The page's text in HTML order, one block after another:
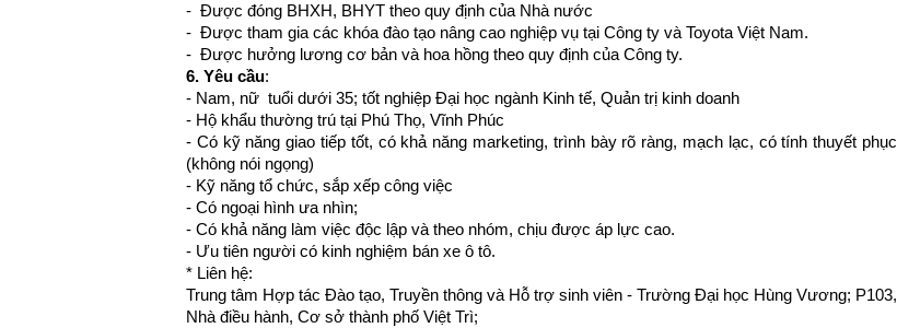
- Được đóng BHXH, BHYT theo quy định của Nhà nước
- Được tham gia các khóa đào tạo nâng cao nghiệp vụ tại Công ty và Toyota Việt Nam.
- Được hưởng lương cơ bản và hoa hồng theo quy định của Công ty.
6. Yêu cầu:
- Nam, nữ tuổi dưới 35; tốt nghiệp Đại học ngành Kinh tế, Quản trị kinh doanh
- Hộ khẩu thường trú tại Phú Thọ, Vĩnh Phúc
- Có kỹ năng giao tiếp tốt, có khả năng marketing, trình bày rõ ràng, mạch lạc, có tính thuyết phục
(không nói ngọng)
- Kỹ năng tổ chức, sắp xếp công việc
- Có ngoại hình ưa nhìn;
- Có khả năng làm việc độc lập và theo nhóm, chịu được áp lực cao.
- Ưu tiên người có kinh nghiệm bán xe ô tô.
* Liên hệ:
Trung tâm Hợp tác Đào tạo, Truyền thông và Hỗ trợ sinh viên - Trường Đại học Hùng Vương; P103,
Nhà điều hành, Cơ sở thành phố Việt Trì;